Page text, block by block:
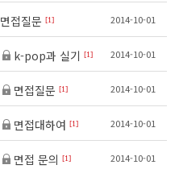
면접질문 [1] 2014-10-01
k-pop과 실기 [1] 2014-10-01
면접질문 [1] 2014-10-01
면접대하여 [1] 2014-10-01
면접 문의 [1] 2014-10-01